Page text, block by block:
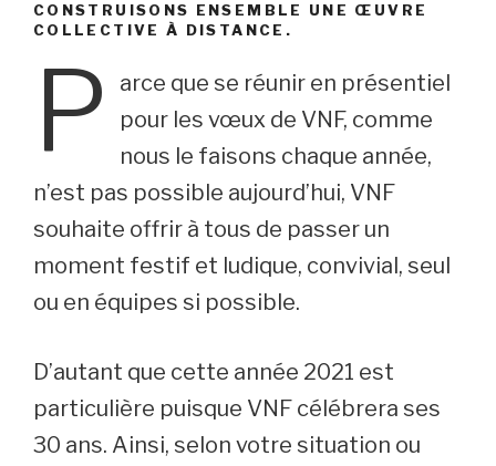
CONSTRUISONS ENSEMBLE UNE ŒUVRE
COLLECTIVE À DISTANCE.
P
arce que se réunir en présentiel
pour les vœux de VNF, comme
nous le faisons chaque année,
n’est pas possible aujourd’hui, VNF
souhaite offrir à tous de passer un
moment festif et ludique, convivial, seul
ou en équipes si possible.
D’autant que cette année 2021 est
particulière puisque VNF célébrera ses
30 ans. Ainsi, selon votre situation ou